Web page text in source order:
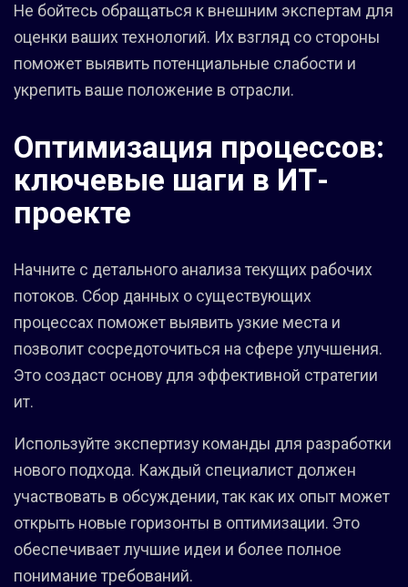
Не бойтесь обращаться к внешним экспертам для
оценки ваших технологий. Их взгляд со стороны
поможет выявить потенциальные слабости и
укрепить ваше положение в отрасли.
Оптимизация процессов:
ключевые шаги в ИТ-
проекте
Начните с детального анализа текущих рабочих
потоков. Сбор данных о существующих
процессах поможет выявить узкие места и
позволит сосредоточиться на сфере улучшения.
Это создаст основу для эффективной стратегии
ит.
Используйте экспертизу команды для разработки
нового подхода. Каждый специалист должен
участвовать в обсуждении, так как их опыт может
открыть новые горизонты в оптимизации. Это
обеспечивает лучшие идеи и более полное
понимание требований.